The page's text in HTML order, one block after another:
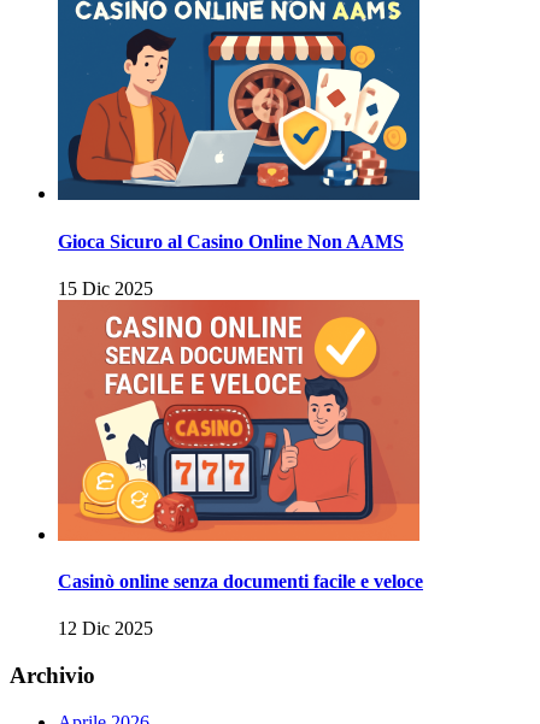
Gioca Sicuro al Casino Online Non AAMS
15 Dic 2025
Casinò online senza documenti facile e veloce
12 Dic 2025
Archivio